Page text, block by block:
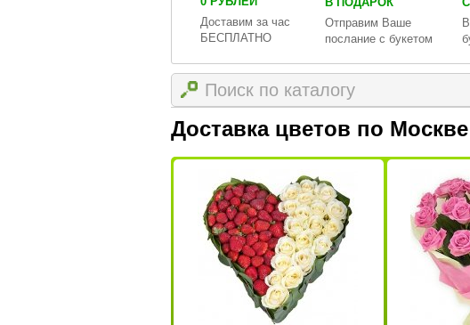
Доставим за час
БЕСПЛАТНО
Отправим Ваше
послание с букетом
Доставка цветов по Москве